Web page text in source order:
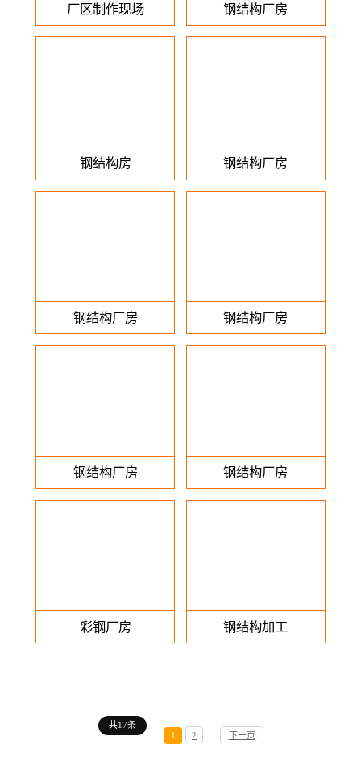
厂区制作现场 钢结构厂房
钢结构房 钢结构厂房
钢结构厂房 钢结构厂房
钢结构厂房 钢结构厂房
彩钢厂房 钢结构加工
共17条
1
2 下一页